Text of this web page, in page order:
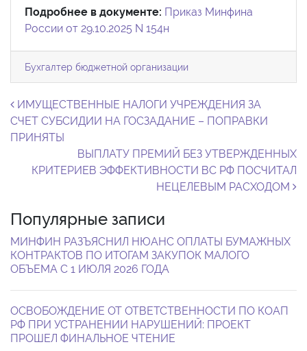
Подробнее в документе: Приказ Минфина
России от 29.10.2025 N 154н
Бухгалтер бюджетной организации
Навигация по записям
ИМУЩЕСТВЕННЫЕ НАЛОГИ УЧРЕЖДЕНИЯ ЗА
СЧЕТ СУБСИДИИ НА ГОСЗАДАНИЕ – ПОПРАВКИ
ПРИНЯТЫ
ВЫПЛАТУ ПРЕМИЙ БЕЗ УТВЕРЖДЕННЫХ
КРИТЕРИЕВ ЭФФЕКТИВНОСТИ ВС РФ ПОСЧИТАЛ
НЕЦЕЛЕВЫМ РАСХОДОМ
Популярные записи
МИНФИН РАЗЪЯСНИЛ НЮАНС ОПЛАТЫ БУМАЖНЫХ
КОНТРАКТОВ ПО ИТОГАМ ЗАКУПОК МАЛОГО
ОБЪЕМА С 1 ИЮЛЯ 2026 ГОДА
ОСВОБОЖДЕНИЕ ОТ ОТВЕТСТВЕННОСТИ ПО КОАП
РФ ПРИ УСТРАНЕНИИ НАРУШЕНИЙ: ПРОЕКТ
ПРОШЕЛ ФИНАЛЬНОЕ ЧТЕНИЕ